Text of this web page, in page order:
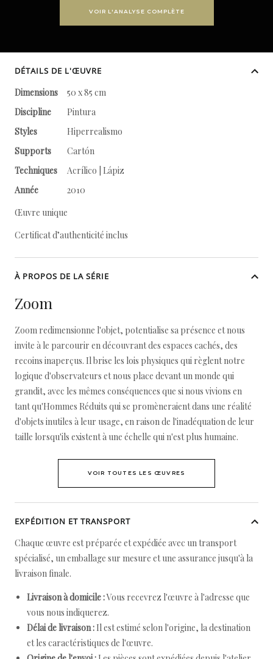
VOIR L'ANALYSE COMPLÈTE
DÉTAILS DE L'ŒUVRE
Dimensions
50 x 85 cm
Discipline
Pintura
Styles
Hiperrealismo
Supports
Cartón
Techniques
Acrílico | Lápiz
Année
2010
Œuvre unique
Certificat d’authenticité inclus
À PROPOS DE LA SÉRIE
Zoom
Zoom redimensionne l'objet, potentialise sa présence et nous
invite à le parcourir en découvrant des espaces cachés, des
recoins inaperçus. Il brise les lois physiques qui règlent notre
logique d'observateurs et nous place devant un monde qui
grandit, avec les mêmes conséquences que si nous vivions en
tant qu'Hommes Réduits qui se promèneraient dans une réalité
d'objets inutiles à leur usage, en raison de l'inadéquation de leur
taille lorsqu'ils existent à une échelle qui n'est plus humaine.
VOIR TOUTES LES ŒUVRES
EXPÉDITION ET TRANSPORT
Chaque œuvre est préparée et expédiée avec un transport
spécialisé, un emballage sur mesure et une assurance jusqu'à la
livraison finale.
Livraison à domicile :Vous recevrez l'œuvre à l'adresse que
vous nous indiquerez.
Délai de livraison : Il est estimé selon l'origine, la destination
et les caractéristiques de l'œuvre.